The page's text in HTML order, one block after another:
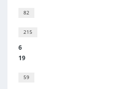
82
215
6
19
59